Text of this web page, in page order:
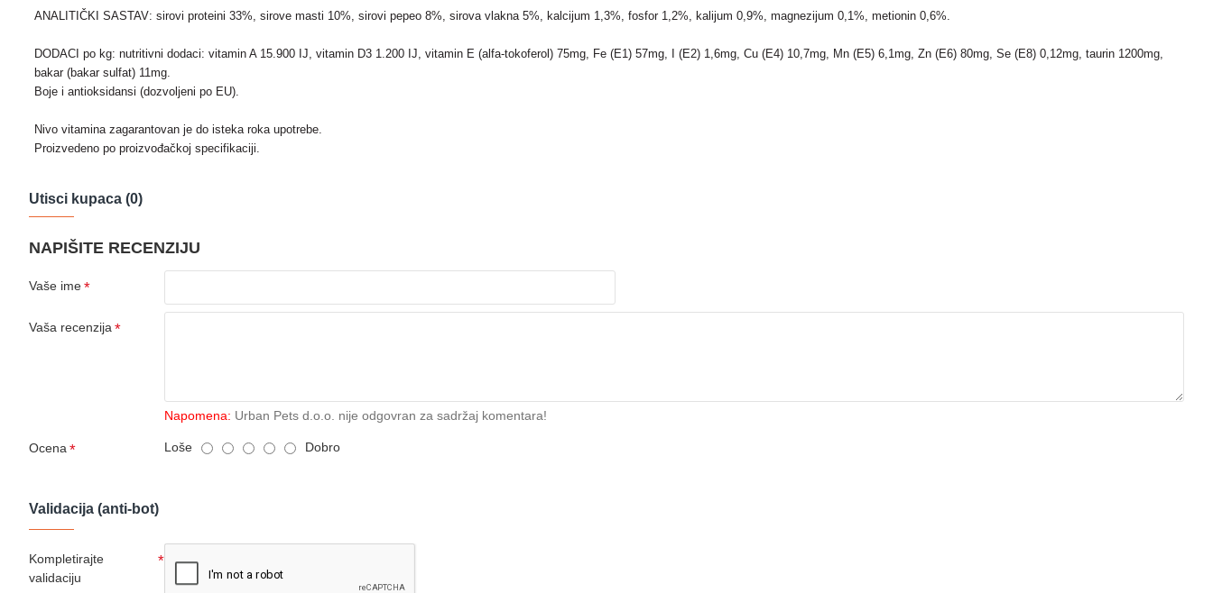
ANALITIČKI SASTAV: sirovi proteini 33%, sirove masti 10%, sirovi pepeo 8%, sirova vlakna 5%, kalcijum 1,3%, fosfor 1,2%, kalijum 0,9%, magnezijum 0,1%, metionin 0,6%.
DODACI po kg: nutritivni dodaci: vitamin A 15.900 IJ, vitamin D3 1.200 IJ, vitamin E (alfa-tokoferol) 75mg, Fe (E1) 57mg, I (E2) 1,6mg, Cu (E4) 10,7mg, Mn (E5) 6,1mg, Zn (E6) 80mg, Se (E8) 0,12mg, taurin 1200mg,
bakar (bakar sulfat) 11mg.
Boje i antioksidansi (dozvoljeni po EU).
Nivo vitamina zagarantovan je do isteka roka upotrebe.
Proizvedeno po proizvođačkoj specifikaciji.
Utisci kupaca (0)
NAPIŠITE RECENZIJU
Vaše ime
Vaša recenzija
Napomena: Urban Pets d.o.o. nije odgovran za sadržaj komentara!
Ocena Loše Dobro
Validacija (anti-bot)
Kompletirajte
validaciju